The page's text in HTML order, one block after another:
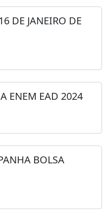
DE JANEIRO DE
ENEM EAD 2024
BOLSA